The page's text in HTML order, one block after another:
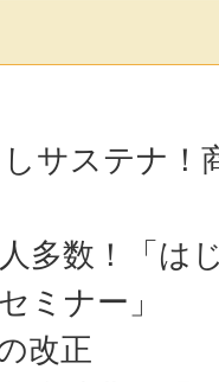
サステナ
多数！「は
ミナー」
改正